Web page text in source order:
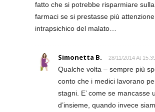
fatto che si potrebbe risparmiare
farmaci se si prestasse più
intrapsichico del malato…
Simonetta B. 28/11/2014 At
Qualche volta – sempre più
conto che i medici lavorano
stagni. E’ come se mancasse
d’insieme, quando invece